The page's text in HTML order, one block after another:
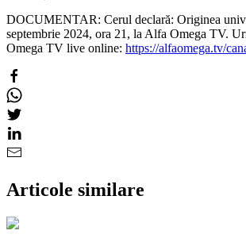
DOCUMENTAR: Cerul declară: Originea
septembrie 2024, ora 21, la Alfa Omega TV.
Omega TV live online: https://alfaomega.tv/
Articole similare